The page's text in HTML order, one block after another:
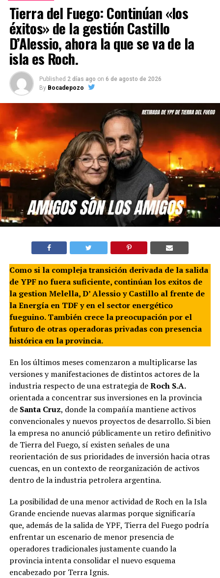
Tierra del Fuego: Continúan «los
éxitos» de la gestión Castillo
D’Alessio, ahora la que se va de la
isla es Roch.
Published 2 días ago on 6 de agosto de 2026
By Bocadepozo
Como si la compleja transición derivada de la salida
de YPF no fuera suficiente, continúan los exitos de
la gestion Melella, D’ Alessio y Castillo al frente de
la Energía en TDF y en el sector energético
fueguino. También crece la preocupación por el
futuro de otras operadoras privadas con presencia
histórica en la provincia.
En los últimos meses comenzaron a multiplicarse las
versiones y manifestaciones de distintos actores de la
industria respecto de una estrategia deRoch S.A.
orientada a concentrar sus inversiones en la provincia
de Santa Cruz, donde la compañía mantiene activos
convencionales y nuevos proyectos de desarrollo. Si bien
la empresa no anunció públicamente un retiro definitivo
de Tierra del Fuego, sí existen señales de una
reorientación de sus prioridades de inversión hacia otras
cuencas, en un contexto de reorganización de activos
dentro de la industria petrolera argentina.
La posibilidad de una menor actividad de Roch en la Isla
Grande enciende nuevas alarmas porque significaría
que, además de la salida de YPF, Tierra del Fuego podría
enfrentar un escenario de menor presencia de
operadores tradicionales justamente cuando la
provincia intenta consolidar el nuevo esquema
encabezado por Terra Ignis.